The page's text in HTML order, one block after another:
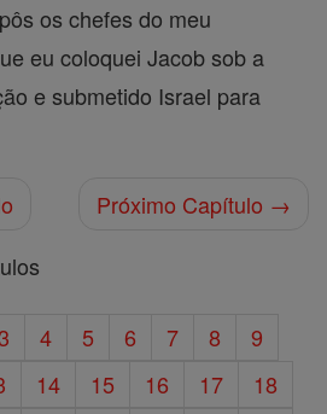
os chefes do meu
eu coloquei Jacob sob a
e submetido Israel para
Próximo Capítulo →
4 5 6 7 8
9
14 15 16 17
18